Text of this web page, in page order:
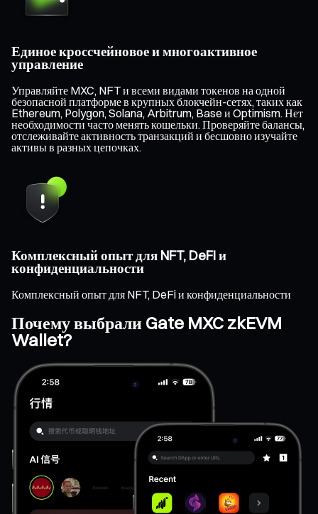
Единое кроссчейновое и многоактивное
управление
Управляйте MXC, NFT и всеми видами токенов на одной
безопасной платформе в крупных блокчейн-сетях, таких как
Ethereum, Polygon, Solana, Arbitrum, Base и Optimism. Нет
необходимости часто менять кошельки. Проверяйте балансы,
отслеживайте активность транзакций и бесшовно изучайте
активы в разных цепочках.
Комплексный опыт для NFT, DeFi и
конфиденциальности
Комплексный опыт для NFT, DeFi и конфиденциальности
Почему выбрали Gate MXC zkEVM
Wallet?